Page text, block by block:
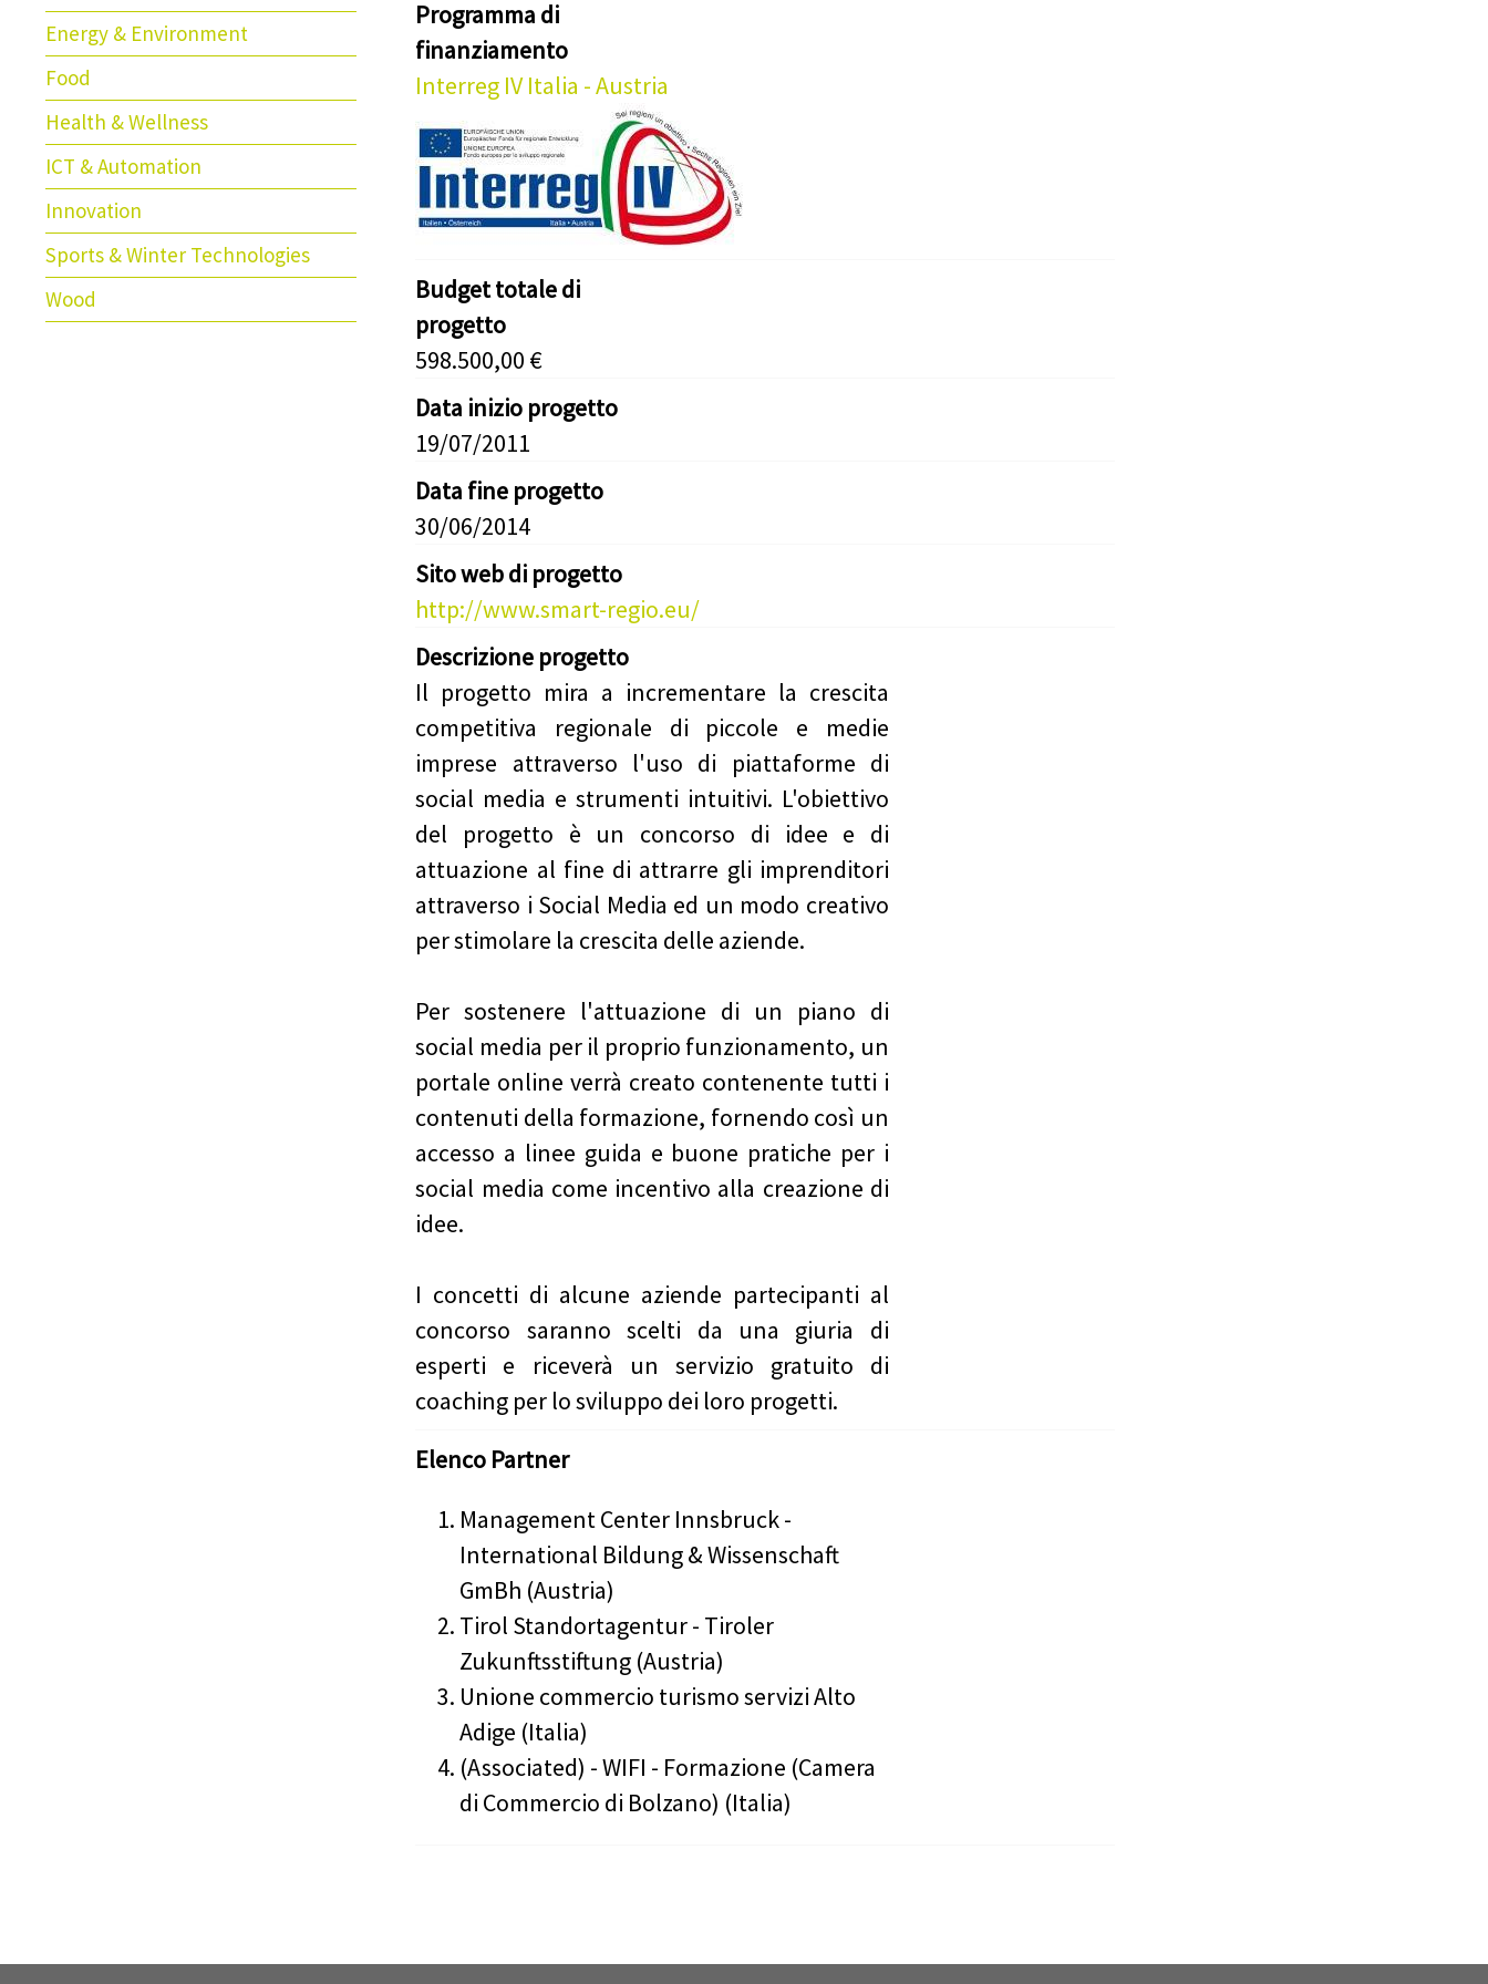
Energy & Environment
Food
Health & Wellness
ICT & Automation
Innovation
Sports & Winter Technologies
Wood
Programma di
finanziamento
Interreg IV Italia - Austria
Budget totale di
progetto
598.500,00 €
Data inizio progetto
19/07/2011
Data fine progetto
30/06/2014
Sito web di progetto
http://www.smart-regio.eu/
Descrizione progetto
Il progetto mira a incrementare la crescita
competitiva regionale di piccole e medie
imprese attraverso l'uso di piattaforme di
social media e strumenti intuitivi. L'obiettivo
del progetto è un concorso di idee e di
attuazione al fine di attrarre gli imprenditori
attraverso i Social Media ed un modo creativo
per stimolare la crescita delle aziende.
Per sostenere l'attuazione di un piano di
social media per il proprio funzionamento, un
portale online verrà creato contenente tutti i
contenuti della formazione, fornendo così un
accesso a linee guida e buone pratiche per i
social media come incentivo alla creazione di
idee.
I concetti di alcune aziende partecipanti al
concorso saranno scelti da una giuria di
esperti e riceverà un servizio gratuito di
coaching per lo sviluppo dei loro progetti.
Elenco Partner
Management Center Innsbruck -
International Bildung & Wissenschaft
GmBh (Austria)
Tirol Standortagentur - Tiroler
Zukunftsstiftung (Austria)
Unione commercio turismo servizi Alto
Adige (Italia)
(Associated) - WIFI - Formazione (Camera
di Commercio di Bolzano) (Italia)